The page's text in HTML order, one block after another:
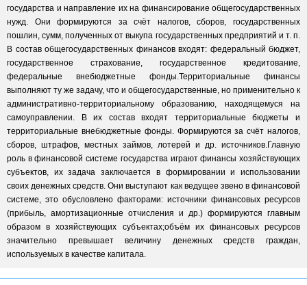
государства и направление их на финансирование общегосударственных
нужд. Они формируются за счёт налогов, сборов, государственных
пошлин, сумм, полученных от выкупа государственных предприятий и т. п.
В состав общегосударственных финансов входят: федеральный бюджет,
государственное страхование, государственное кредитование,
федеральные внебюджетные фонды.Территориальные финансы
выполняют ту же задачу, что и общегосударственные, но применительно к
административно-территориальному образованию, находящемуся на
самоуправлении. В их состав входят территориальные бюджеты и
территориальные внебюджетные фонды. Формируются за счёт налогов,
сборов, штрафов, местных займов, лотерей и др. источников.Главную
роль в финансовой системе государства играют финансы хозяйствующих
субъектов, их задача заключается в формировании и использовании
своих денежных средств. Они выступают как ведущее звено в финансовой
системе, это обусловлено факторами: источники финансовых ресурсов
(прибыль, амортизационные отчисления и др.) формируются главным
образом в хозяйствующих субъектах;объём их финансовых ресурсов
значительно превышает величину денежных средств граждан,
используемых в качестве капитала.